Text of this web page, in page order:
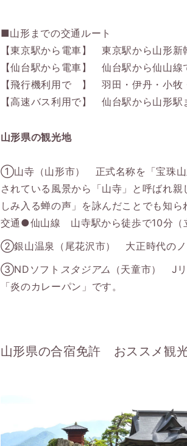
■山形までの交通ルート
【東京駅から電車】 東京駅から山形
【仙台駅から電車】 仙台駅から仙山
【飛行機利用で 】 羽田・伊丹・小
【高速バス利用で】 仙台駅から山形
山形県の観光地
①山寺（山形市） 正式名称を「宝珠山
されている風景から「山寺」と呼ばれ
しみ入る蝉の声」を詠んだことでも知
交通●仙山線 山寺駅から徒歩で10分（
②銀山温泉（尾花沢市） 大正時代のノ
③NDソフト スタジアム （天童市） J
「炎のカレーパン」です。
山形県の合宿免許 おススメ観